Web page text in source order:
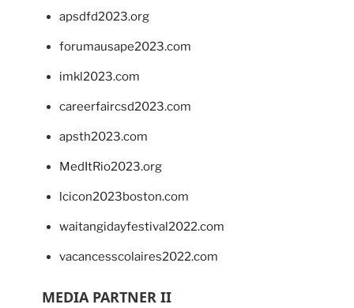
apsdfd2023.org
forumausape2023.com
imkl2023.com
careerfaircsd2023.com
apsth2023.com
MedItRio2023.org
lcicon2023boston.com
waitangidayfestival2022.com
vacancesscolaires2022.com
MEDIA PARTNER II